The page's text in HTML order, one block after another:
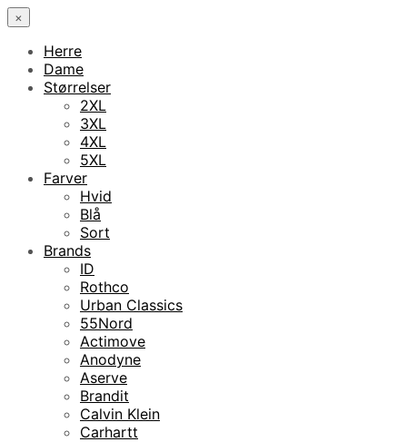
×
Herre
Dame
Størrelser
2XL
3XL
4XL
5XL
Farver
Hvid
Blå
Sort
Brands
ID
Rothco
Urban Classics
55Nord
Actimove
Anodyne
Aserve
Brandit
Calvin Klein
Carhartt